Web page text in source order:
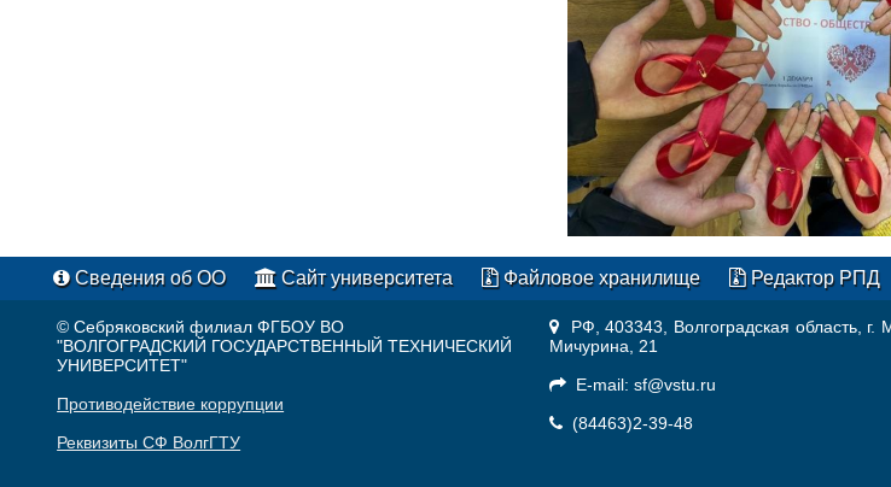
Сведения об ОО Сайт университета Файловое хранилище Редактор РПД
© Себряковский филиал ФГБОУ ВО
"ВОЛГОГРАДСКИЙ ГОСУДАРСТВЕННЫЙ ТЕХНИЧЕСКИЙ
УНИВЕРСИТЕТ"
Противодействие коррупции
Реквизиты СФ ВолгГТУ
РФ, 403343, Волгоградская область, г.
Мичурина, 21
E-mail: sf@vstu.ru
(84463)2-39-48